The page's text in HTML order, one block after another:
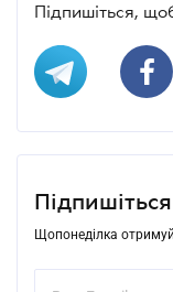
Підпишіться,
Щопонеділка